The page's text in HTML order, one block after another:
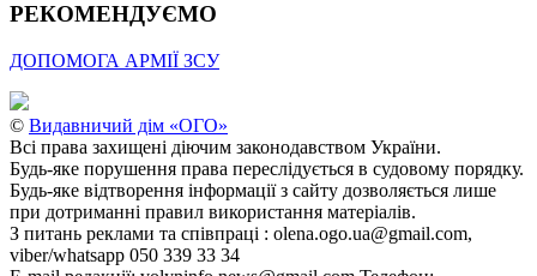
РЕКОМЕНДУЄМО
ДОПОМОГА АРМІЇ ЗСУ
© Видавничий дім «ОГО»
Всі права захищені діючим законодавством України.
Будь-яке порушення права переслідується в судовому порядку.
Будь-яке відтворення інформації з сайту дозволяється лише
при дотриманні правил використання матеріалів.
З питань реклами та співпраці : olena.ogo.ua@gmail.com,
viber/whatsapp 050 339 33 34